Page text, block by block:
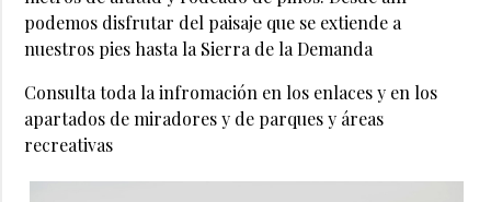
podemos disfrutar del paisaje que se extiende a
nuestros pies hasta la Sierra de la Demanda
Consulta toda la infromación en los enlaces y en los
apartados de miradores y de parques y áreas
recreativas